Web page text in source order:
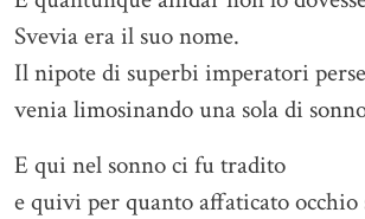
Svevia era il suo nome.
Il nipote di superbi imperatori
venia limosinando una sola di
E qui nel sonno ci fu tradito
e quivi per quanto affaticato occhio